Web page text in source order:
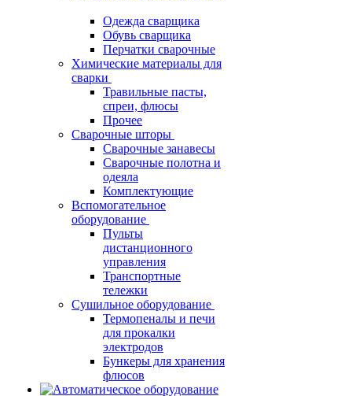
Одежда сварщика
Обувь сварщика
Перчатки сварочные
Химические материалы для
сварки
Травильные пасты,
спреи, флюсы
Прочее
Сварочные шторы
Сварочные занавесы
Сварочные полотна и
одеяла
Комплектующие
Вспомогательное
оборудование
Пульты
дистанционного
управления
Транспортные
тележки
Сушильное оборудование
Термопеналы и печи
для прокалки
электродов
Бункеры для хранения
флюсов